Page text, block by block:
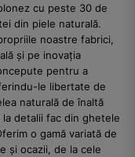
cu peste 30 de
din piele naturală.
noastre fabrici,
și pe inovația
pentru a
le libertate de
naturală de înaltă
detalii fac din ghetele
o gamă variată de
și ocazii, de la cele